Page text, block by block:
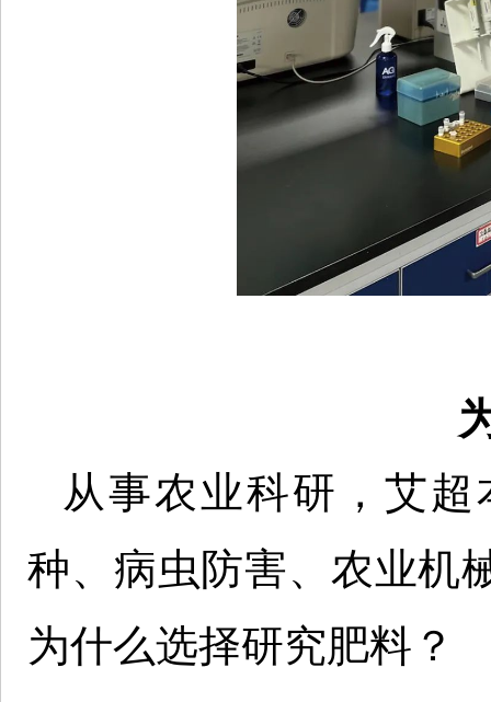
从事农业科研，艾
种、病虫防害、农业机
为什么选择研究肥料？